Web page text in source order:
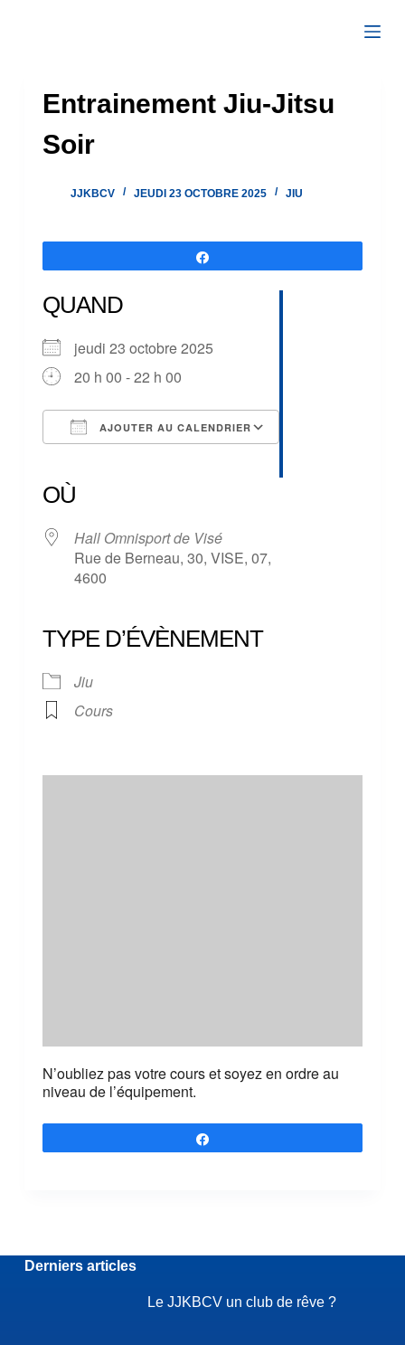
Entrainement Jiu-Jitsu
Soir
JJKBCV JEUDI 23 OCTOBRE 2025 JIU
QUAND
jeudi 23 octobre 2025
20 h 00 - 22 h 00
AJOUTER AU CALENDRIER
OÙ
Hall Omnisport de Visé
Rue de Berneau, 30, VISE, 07,
4600
TYPE D’ÉVÈNEMENT
Jiu
Cours
N’oubliez pas votre cours et soyez en ordre au
niveau de l’équipement.
Derniers articles
Le JJKBCV un club de rêve ?